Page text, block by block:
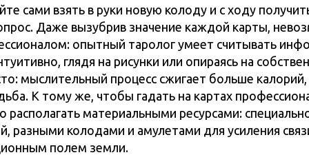
сами взять в руки новую колоду и с ходу
Даже вызубрив значение каждой карты,
опытный таролог умеет считывать
глядя на рисунки или опираясь на
мыслительный процесс сжигает больше
К тому же, чтобы гадать на картах
материальными ресурсами:
разными колодами и амулетами для усиления
полем земли.